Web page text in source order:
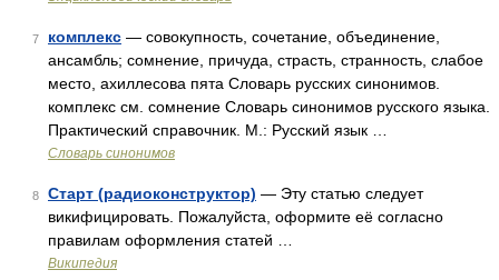
7 комплекс — совокупность, сочетание, объединение,
ансамбль; сомнение, причуда, страсть, странность, слабое
место, ахиллесова пята Словарь русских синонимов.
комплекс см. сомнение Словарь синонимов русского языка.
Практический справочник. М.: Русский язык …
Словарь синонимов
8 Старт (радиоконструктор) — Эту статью следует
викифицировать. Пожалуйста, оформите её согласно
правилам оформления статей …
Википедия